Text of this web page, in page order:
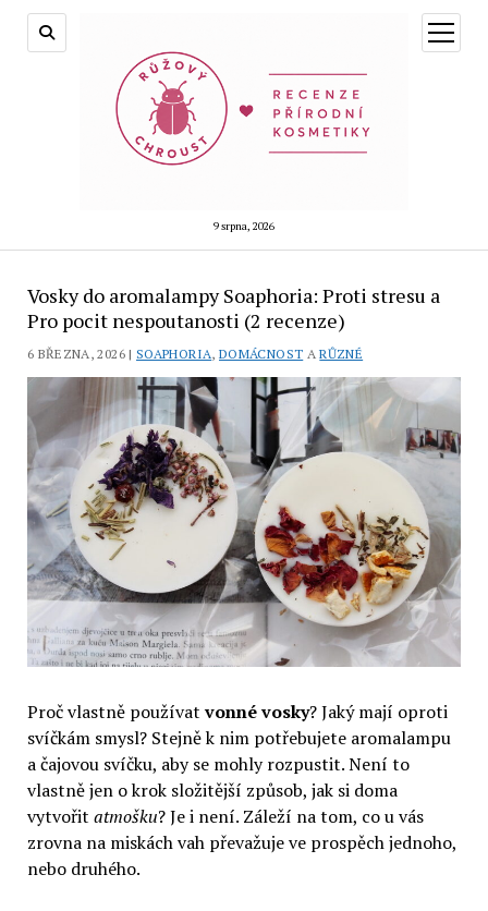
9 srpna, 2026
otevřít
menu
Vosky do aromalampy Soaphoria: Proti stresu a
Pro pocit nespoutanosti (2 recenze)
6 BŘEZNA, 2026 | SOAPHORIA, DOMÁCNOST ARŮZNÉ
Proč vlastně používatvonné vosky? Jaký mají oproti
svíčkám smysl? Stejně k nim potřebujete aromalampu
a čajovou svíčku, aby se mohly rozpustit. Není to
vlastně jen o krok složitější způsob, jak si doma
vytvořit atmošku? Je i není. Záleží na tom, co u vás
zrovna na miskách vah převažuje ve prospěch jednoho,
nebo druhého.